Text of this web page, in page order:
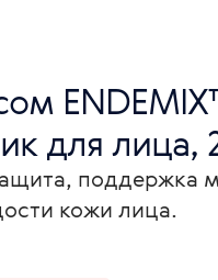
для лица,
поддержка
кожи лица.